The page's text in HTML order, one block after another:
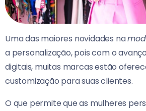
Uma das maiores novidades na
a personalização, pois com o
digitais, muitas marcas estão
customização para suas clientes.
O que permite que as mulheres